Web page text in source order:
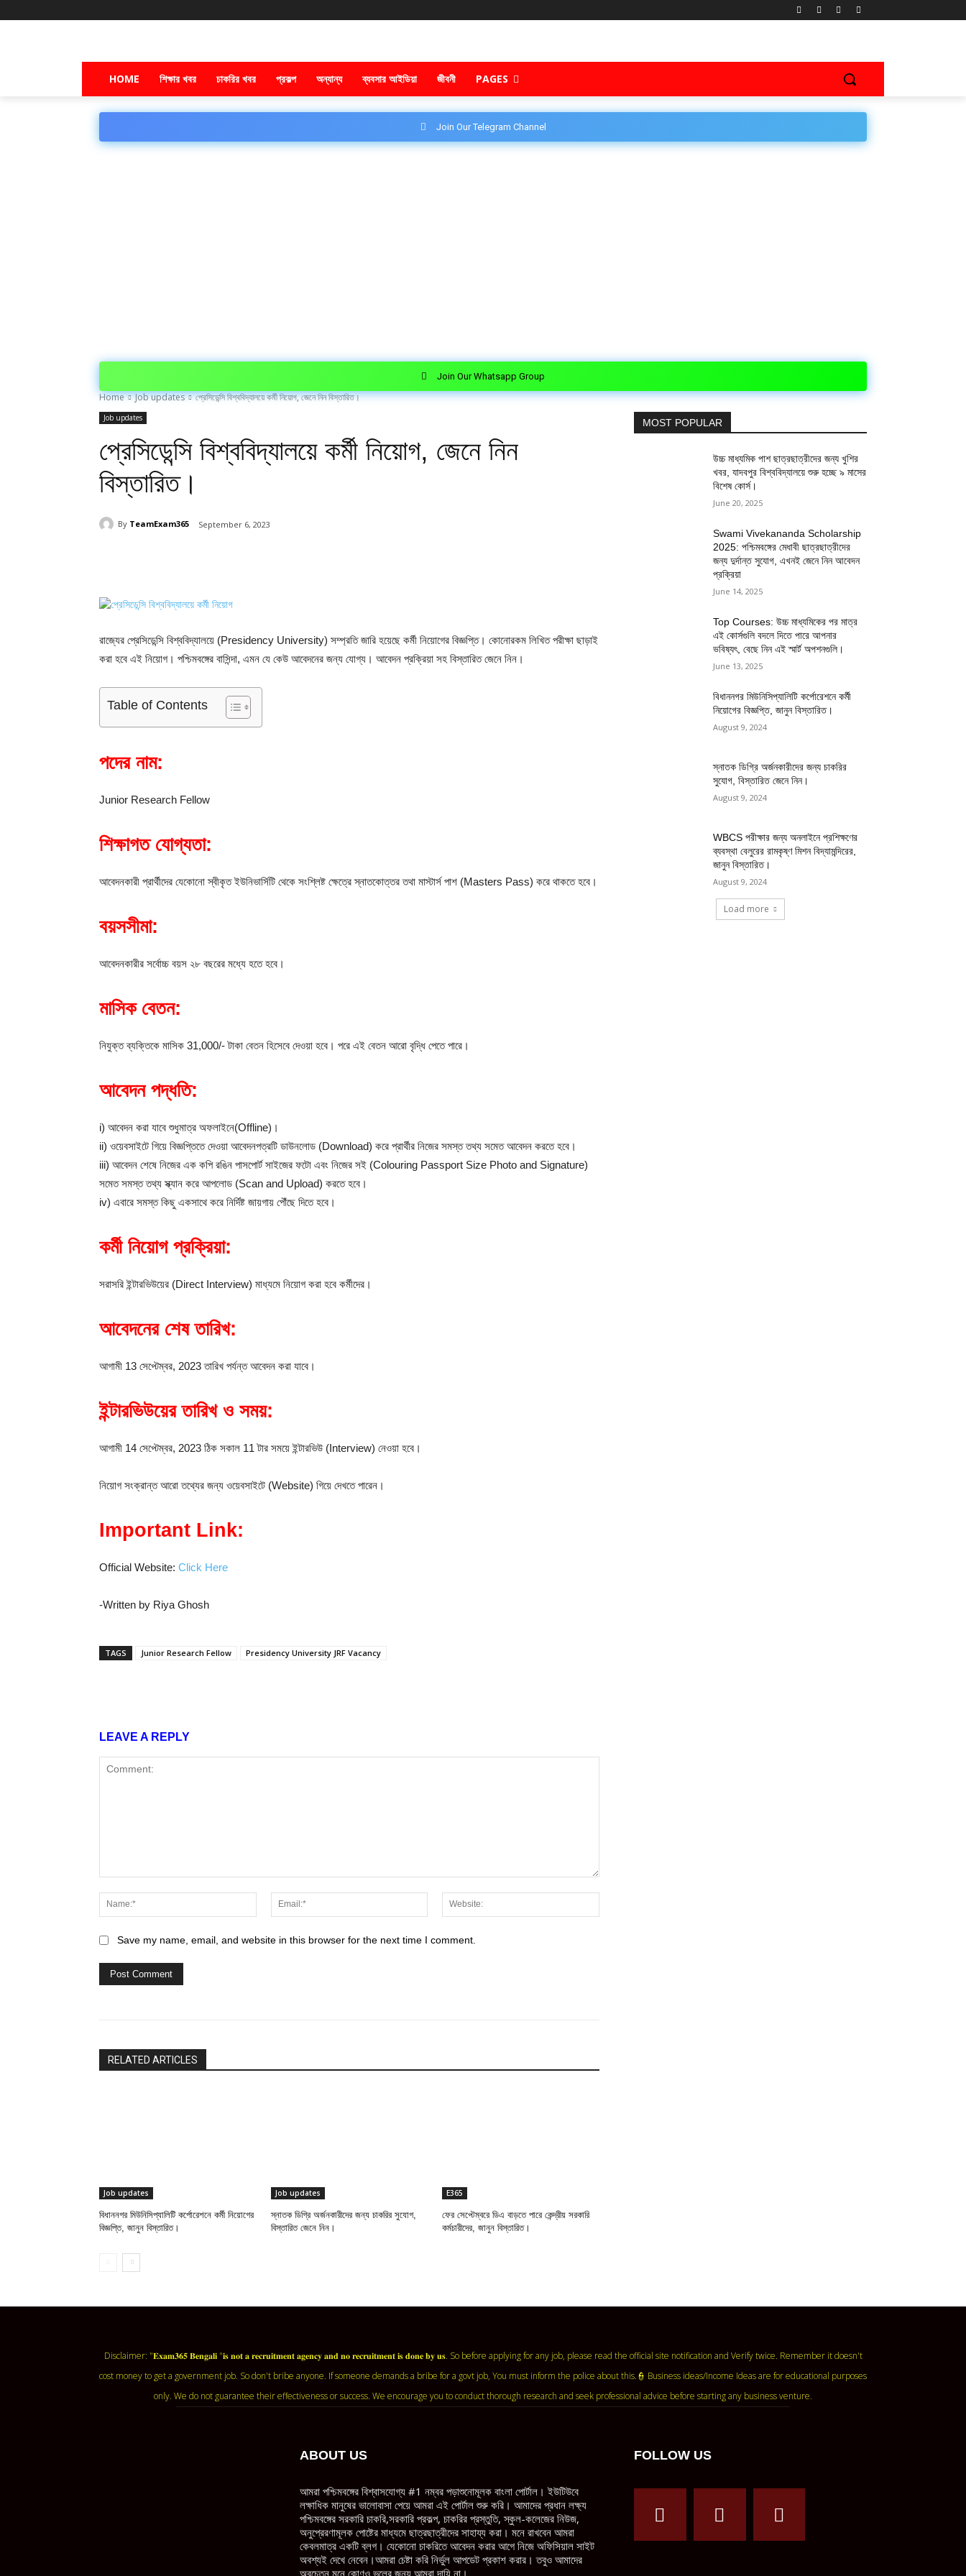
HOME শিক্ষার খবর চাকরির খবর প্রকল্প অন্যান্য ব্যবসার আইডিয়া জীবনী PAGES
Join Our Telegram Channel
Join Our Whatsapp Group
Home Job updates প্রেসিডেন্সি বিশ্ববিদ্যালয়ে কর্মী নিয়োগ, জেনে নিন বিস্তারিত।
Job updates
প্রেসিডেন্সি বিশ্ববিদ্যালয়ে কর্মী নিয়োগ, জেনে নিন
বিস্তারিত।
By TeamExam365 September 6, 2023
রাজ্যের প্রেসিডেন্সি বিশ্ববিদ্যালয়ে (Presidency University) সম্প্রতি জারি হয়েছে কর্মী নিয়োগের বিজ্ঞপ্তি। কোনোরকম লিখিত পরীক্ষা ছাড়াই
করা হবে এই নিয়োগ। পশ্চিমবঙ্গের বাসিন্দা, এমন যে কেউ আবেদনের জন্য যোগ্য। আবেদন প্রক্রিয়া সহ বিস্তারিত জেনে নিন।
Table of Contents
পদের নাম:
Junior Research Fellow
শিক্ষাগত যোগ্যতা:
আবেদনকারী প্রার্থীদের যেকোনো স্বীকৃত ইউনিভার্সিটি থেকে সংশ্লিষ্ট ক্ষেত্রে স্নাতকোত্তর তথা মাস্টার্স পাশ (Masters Pass) করে থাকতে হবে।
বয়সসীমা:
আবেদনকারীর সর্বোচ্চ বয়স ২৮ বছরের মধ্যে হতে হবে।
মাসিক বেতন:
নিযুক্ত ব্যক্তিকে মাসিক 31,000/- টাকা বেতন হিসেবে দেওয়া হবে। পরে এই বেতন আরো বৃদ্ধি পেতে পারে।
আবেদন পদ্ধতি:
i) আবেদন করা যাবে শুধুমাত্র অফলাইনে(Offline)।
ii) ওয়েবসাইটে গিয়ে বিজ্ঞপ্তিতে দেওয়া আবেদনপত্রটি ডাউনলোড (Download) করে প্রার্থীর নিজের সমস্ত তথ্য সমেত আবেদন করতে হবে।
iii) আবেদন শেষে নিজের এক কপি রঙিন পাসপোর্ট সাইজের ফটো এবং নিজের সই (Colouring Passport Size Photo and Signature)
সমেত সমস্ত তথ্য স্ক্যান করে আপলোড (Scan and Upload) করতে হবে।
iv) এবারে সমস্ত কিছু একসাথে করে নির্দিষ্ট জায়গায় পৌঁছে দিতে হবে।
কর্মী নিয়োগ প্রক্রিয়া:
সরাসরি ইন্টারভিউয়ের (Direct Interview) মাধ্যমে নিয়োগ করা হবে কর্মীদের।
আবেদনের শেষ তারিখ:
আগামী 13 সেপ্টেম্বর, 2023 তারিখ পর্যন্ত আবেদন করা যাবে।
ইন্টারভিউয়ের তারিখ ও সময়:
আগামী 14 সেপ্টেম্বর, 2023 ঠিক সকাল 11 টার সময়ে ইন্টারভিউ (Interview) নেওয়া হবে।
নিয়োগ সংক্রান্ত আরো তথ্যের জন্য ওয়েবসাইটে (Website) গিয়ে দেখতে পারেন।
Important Link:
Official Website: Click Here
-Written by Riya Ghosh
TAGS Junior Research Fellow Presidency University JRF Vacancy
LEAVE A REPLY
Name:*
Email:*
Save my name, email, and website in this browser for the next time I comment.
RELATED ARTICLES
Job updates
বিধাননগর মিউনিসিপ্যালিটি কর্পোরেশনে কর্মী নিয়োগের
বিজ্ঞপ্তি, জানুন বিস্তারিত।
Job updates
স্নাতক ডিগ্রি অর্জনকারীদের জন্য চাকরির সুযোগ,
বিস্তারিত জেনে নিন।
E365
ফের সেপ্টেম্বরে ডিএ বাড়তে পারে কেন্দ্রীয় সরকারি
কর্মচারীদের, জানুন বিস্তারিত।
MOST POPULAR
উচ্চ মাধ্যমিক পাশ ছাত্রছাত্রীদের জন্য খুশির
খবর, যাদবপুর বিশ্ববিদ্যালয়ে শুরু হচ্ছে ৯ মাসের
বিশেষ কোর্স।
June 20, 2025
Swami Vivekananda Scholarship
2025: পশ্চিমবঙ্গের মেধাবী ছাত্রছাত্রীদের
জন্য দুর্দান্ত সুযোগ, এখনই জেনে নিন আবেদন
প্রক্রিয়া
June 14, 2025
Top Courses: উচ্চ মাধ্যমিকের পর মাত্র
এই কোর্সগুলি বদলে দিতে পারে আপনার
ভবিষ্যৎ, বেছে নিন এই স্মার্ট অপশনগুলি।
June 13, 2025
বিধাননগর মিউনিসিপ্যালিটি কর্পোরেশনে কর্মী
নিয়োগের বিজ্ঞপ্তি, জানুন বিস্তারিত।
August 9, 2024
স্নাতক ডিগ্রি অর্জনকারীদের জন্য চাকরির
সুযোগ, বিস্তারিত জেনে নিন।
August 9, 2024
WBCS পরীক্ষার জন্য অনলাইনে প্রশিক্ষণের
ব্যবস্থা বেলুরের রামকৃষ্ণ মিশন বিদ্যামন্দিরের,
জানুন বিস্তারিত।
August 9, 2024
Load more
Disclaimer: "𝐄𝐱𝐚𝐦𝟑𝟔𝟓 𝐁𝐞𝐧𝐠𝐚𝐥𝐢 "𝐢𝐬 𝐧𝐨𝐭 𝐚 𝐫𝐞𝐜𝐫𝐮𝐢𝐭𝐦𝐞𝐧𝐭 𝐚𝐠𝐞𝐧𝐜𝐲 𝐚𝐧𝐝 𝐧𝐨 𝐫𝐞𝐜𝐫𝐮𝐢𝐭𝐦𝐞𝐧𝐭 𝐢𝐬 𝐝𝐨𝐧𝐞 𝐛𝐲 𝐮𝐬. So before applying for any job, please read the official site notification and Verify twice. Remember it doesn't
cost money to get a government job. So don't bribe anyone. If someone demands a bribe for a govt job, You must inform the police about this.👮 Business ideas/Income Ideas are for educational purposes
only. We do not guarantee their effectiveness or success. We encourage you to conduct thorough research and seek professional advice before starting any business venture.
ABOUT US
আমরা পশ্চিমবঙ্গের বিশ্বাসযোগ্য #1 নম্বর পড়াশুনোমূলক বাংলা পোর্টাল। ইউটিউবে
লক্ষাধিক মানুষের ভালোবাসা পেয়ে আমরা এই পোর্টাল শুরু করি। আমাদের প্রধান লক্ষ্য
পশ্চিমবঙ্গের সরকারি চাকরি,সরকারি প্রকল্প, চাকরির প্রস্তুতি, স্কুল-কলেজের নিউজ,
অনুপ্রেরণামূলক পোষ্টের মাধ্যমে ছাত্রছাত্রীদের সাহায্য করা। মনে রাখবেন আমরা
কেবলমাত্র একটি ব্লগ। যেকোনো চাকরিতে আবেদন করার আগে নিজে অফিসিয়াল সাইট
অবশ্যই দেখে নেবেন।আমরা চেষ্টা করি নির্ভুল আপডেট প্রকাশ করার। তবুও আমাদের
অবচেতন মনে কোণও ভুলের জন্য আমরা দায়ি না।
FOLLOW US